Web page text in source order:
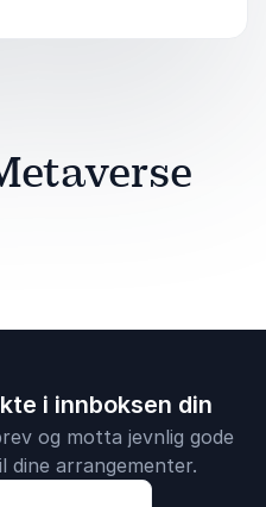
i innboksen din
og motta jevnlig gode
dine arrangementer.